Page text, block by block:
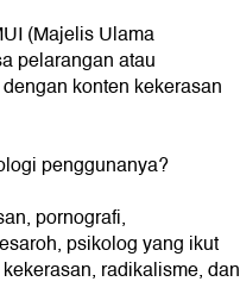
(Majelis Ulama
pelarangan atau
konten kekerasan
penggunanya?
pornografi,
psikolog yang ikut
radikalisme, dan